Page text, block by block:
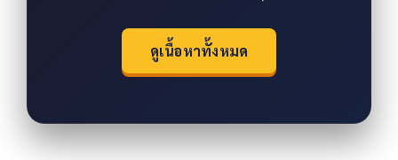
ดูเนื้อหาทั้งหมด